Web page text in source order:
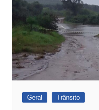
Geral Trânsito